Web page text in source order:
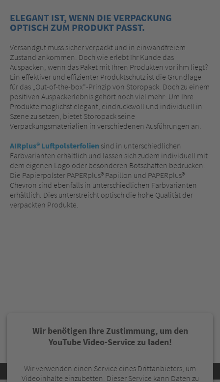
ELEGANT IST, WENN DIE VERPACKUNG
OPTISCH ZUM PRODUKT PASST.
Versandgut muss sicher verpackt und in einwandfreiem
Zustand ankommen. Doch wie erlebt Ihr Kunde das
Auspacken, wenn das Paket mit Ihren Produkten vor ihm liegt?
Ein effektiver und effizienter Produktschutz ist die Grundlage
für das „Out-of-the-box“-Prinzip von Storopack. Doch zu einem
positiven Auspackerlebnis gehört noch viel mehr: Um Ihre
Produkte möglichst elegant, eindrucksvoll und individuell in
Szene zu setzen, bietet Storopack seine
Verpackungsmaterialien in verschiedenen Ausführungen an.
AIRplus® Luftpolsterfolien sind in unterschiedlichen
Farbvarianten erhältlich und lassen sich zudem individuell mit
dem eigenen Logo oder besonderen Botschaften bedrucken.
Die Papierpolster PAPERplus® Papillon und PAPERplus®
Chevron sind ebenfalls in unterschiedlichen Farbvarianten
erhältlich. Dies unterstreicht optisch die hohe Qualität der
verpackten Produkte.
Wir benötigen Ihre Zustimmung, um den
YouTube Video-Service zu laden!
Wir verwenden einen Service eines Drittanbieters, um
Videoinhalte einzubetten. Dieser Service kann Daten zu